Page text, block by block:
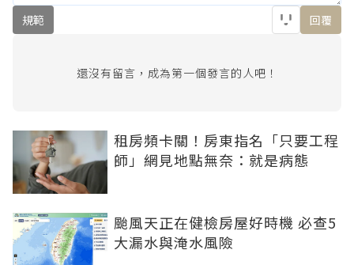
規範 回覆
還沒有留言，成為第一個發言的人吧！
租房頻卡關！房東指名「只要工程
師」網見地點無奈：就是病態
颱風天正在健檢房屋好時機 必查5
大漏水與淹水風險